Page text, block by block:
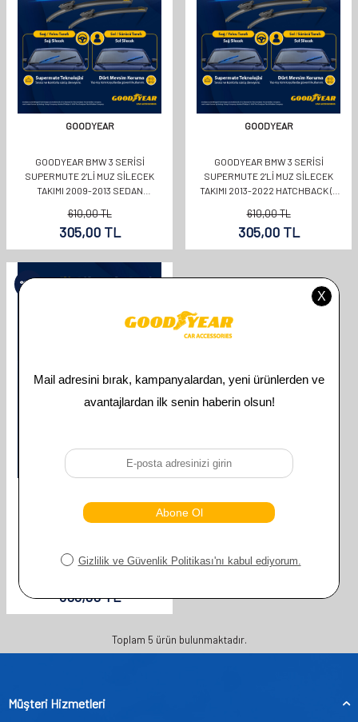
GOODYEAR
GOODYEAR BMW 3 SERISI
SUPERMUTE 2'LI MUZ SILECEK
TAKIMI 2009-2013 SEDAN
610,00TL
305,00TL
GOODYEAR
GOODYEAR BMW 3 SERISI
SUPERMUTE 2'LI MUZ SILECEK
TAKIMI 2013-2022 HATCHBACK (5
610,00TL
305,00TL
%50
GOODYEAR BMW 3 SERISI
TAKIMI 2009-2013 COUPE
(600MM+400MM)
305,00TL
Toplam 5 ürün bulunmaktadır.
Müşteri Hizmetleri